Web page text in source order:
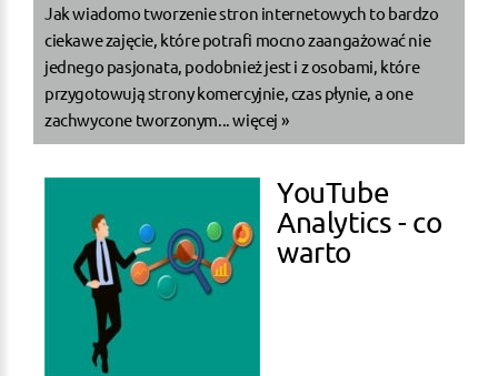
Jak wiadomo tworzenie stron internetowych to bardzo
ciekawe zajęcie, które potrafi mocno zaangażować nie
jednego pasjonata, podobnież jest i z osobami, które
przygotowują strony komercyjnie, czas płynie, a one
zachwycone tworzonym...więcej »
YouTube
Analytics - co
warto